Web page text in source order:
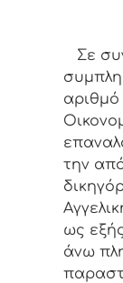
Σε
την
ως
άνω